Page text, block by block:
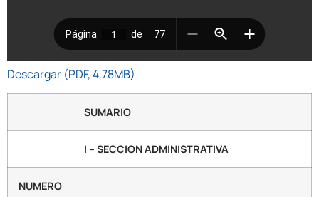
Descargar (PDF, 4.78MB)
SUMARIO
I – SECCION ADMINISTRATIVA
NUMERO